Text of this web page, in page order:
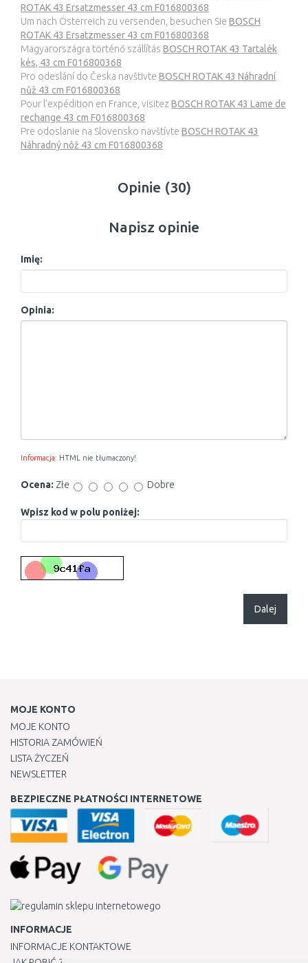
ROTAK 43 Ersatzmesser 43 cm F016800368
Um nach Österreich zu versenden, besuchen Sie BOSCH
ROTAK 43 Ersatzmesser 43 cm F016800368
Magyarországra történő szállítás BOSCH ROTAK 43 Tartalék
kés, 43 cm F016800368
Pro odeslání do Česka navštivte BOSCH ROTAK 43 Náhradní
nůž 43 cm F016800368
Pour l’expédition en France, visitez BOSCH ROTAK 43 Lame de
rechange 43 cm F016800368
Pre odoslanie na Slovensko navštívte BOSCH ROTAK 43
Náhradný nôž 43 cm F016800368
Opinie (30)
Napisz opinie
Imię:
Opinia:
Informacja: HTML nie tłumaczony!
Ocena: Złe Dobre
Wpisz kod w polu poniżej:
Dalej
MOJE KONTO
MOJE KONTO
HISTORIA ZAMÓWIEŃ
LISTA ŻYCZEŃ
NEWSLETTER
BEZPIECZNE PŁATNOŚCI INTERNETOWE
INFORMACJE
INFORMACJE KONTAKTOWE